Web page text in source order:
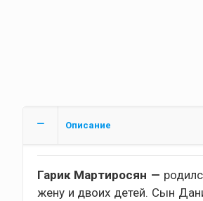
Описание
Гарик Мартиросян —
жену и двоих детей. Сын